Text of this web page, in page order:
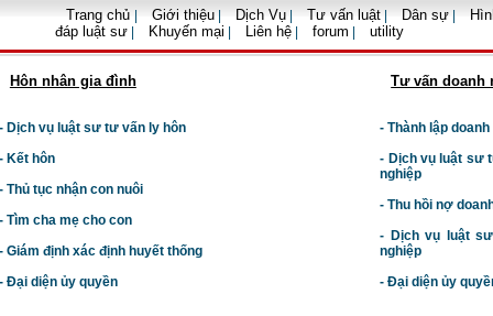
Trang chủ Giới thiệu Dịch Vụ Tư vấn luật Dân sự
đáp luật sư
Khuyến mại Liên hệ forum utility
Hôn nhân gia đình
Dịch vụ luật sư tư vấn ly hôn
Kết hôn
Thủ tục nhận con nuôi
Tìm cha mẹ cho con
Giám định xác định huyết thống
Đại diện ủy quyền
Tư vấn doanh
- Thành lập
- Dịch vụ luật sư t
nghiệp
- Thu hồi nợ
- Dịch vụ luật
nghiệp
- Đại diện ủy